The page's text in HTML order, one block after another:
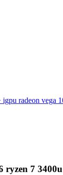
radeon vega
ryzen 7